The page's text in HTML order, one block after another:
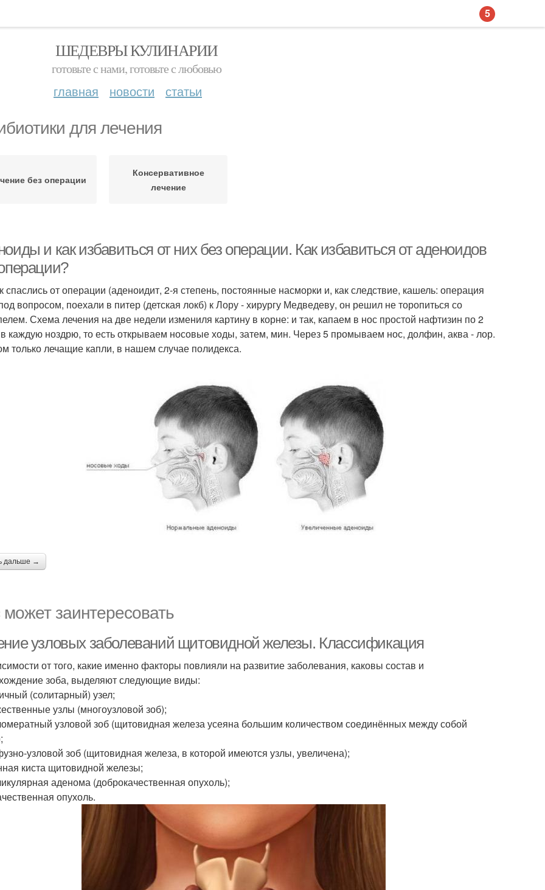
ШЕДЕВРЫ КУЛИНАРИИ
готовьте с нами, готовьте с любовью
главная новости статьи
для лечения
без операции
Консервативное
лечение
и как избавиться от них без операции. Как избавиться от аденоидов
спаслись от операции (аденоидит, 2-я степень, постоянные насморки и, как следствие, кашель: операция
вопросом, поехали в питер (детская локб) к Лору - хирургу Медведеву, он решил не торопиться со
Схема лечения на две недели измениля картину в корне: и так, капаем в нос простой нафтизин по 2
каждую ноздрю, то есть открываем носовые ходы, затем, мин. Через 5 промываем нос, долфин, аква - лор.
только лечащие капли, в нашем случае полидекса.
дальше →
заинтересовать
узловых заболеваний щитовидной железы. Классификация
от того, какие именно факторы повлияли на развитие заболевания, каковы состав и
зоба, выделяют следующие виды:
(солитарный) узел;
узлы (многоузловой зоб);
узловой зоб (щитовидная железа усеяна большим количеством соединённых между собой
узловой зоб (щитовидная железа, в которой имеются узлы, увеличена);
киста щитовидной железы;
аденома (доброкачественная опухоль);
опухоль.
5